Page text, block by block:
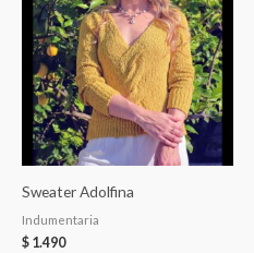
Sweater Adolfina
Indumentaria
$ 1.490